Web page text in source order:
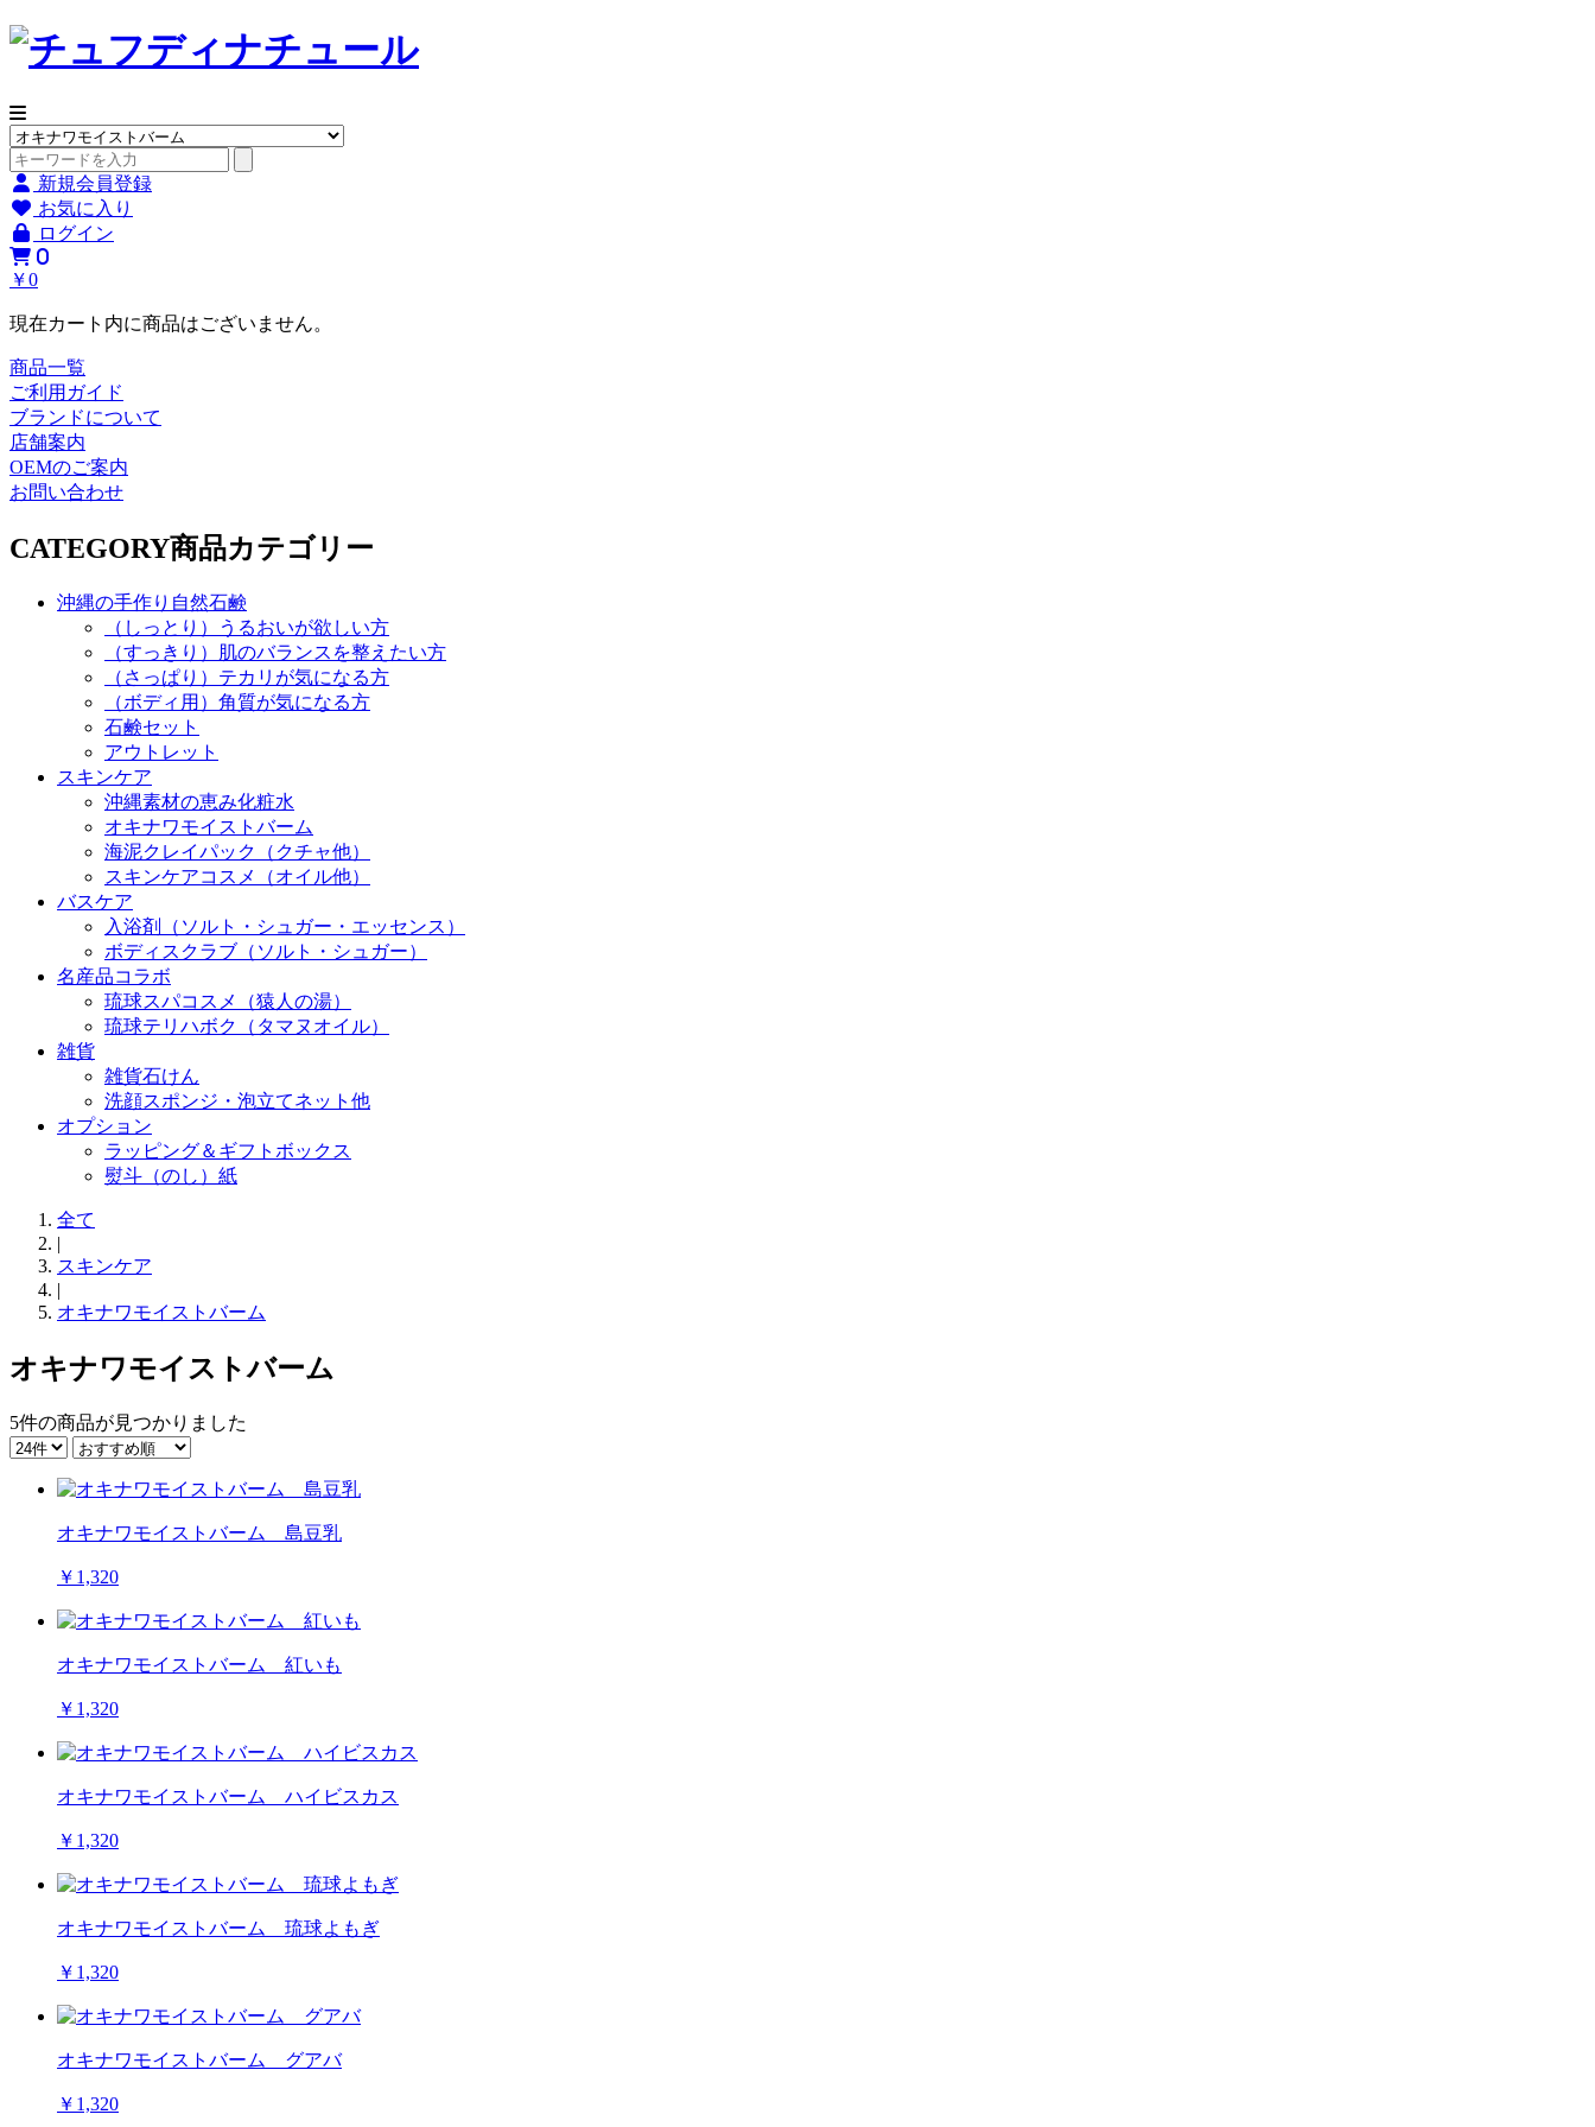
新規会員登録
お気に入り
ログイン
0
￥0
現在カート内に商品はございません。
商品一覧
ご利用ガイド
ブランドについて
店舗案内
OEMのご案内
お問い合わせ
CATEGORY商品カテゴリー
沖縄の手作り自然石鹸
（しっとり）うるおいが欲しい方
（すっきり）肌のバランスを整えたい方
（さっぱり）テカリが気になる方
（ボディ用）角質が気になる方
石鹸セット
アウトレット
スキンケア
沖縄素材の恵み化粧水
オキナワモイストバーム
海泥クレイパック（クチャ他）
スキンケアコスメ（オイル他）
バスケア
入浴剤（ソルト・シュガー・エッセンス）
ボディスクラブ（ソルト・シュガー）
名産品コラボ
琉球スパコスメ（猿人の湯）
琉球テリハボク（タマヌオイル）
雑貨
雑貨石けん
洗顔スポンジ・泡立てネット他
オプション
ラッピング＆ギフトボックス
熨斗（のし）紙
全て
|
スキンケア
|
オキナワモイストバーム
オキナワモイストバーム
5件の商品が見つかりました
オキナワモイストバーム 島豆乳
￥1,320
オキナワモイストバーム 紅いも
￥1,320
オキナワモイストバーム ハイビスカス
￥1,320
オキナワモイストバーム 琉球よもぎ
￥1,320
オキナワモイストバーム グアバ
￥1,320